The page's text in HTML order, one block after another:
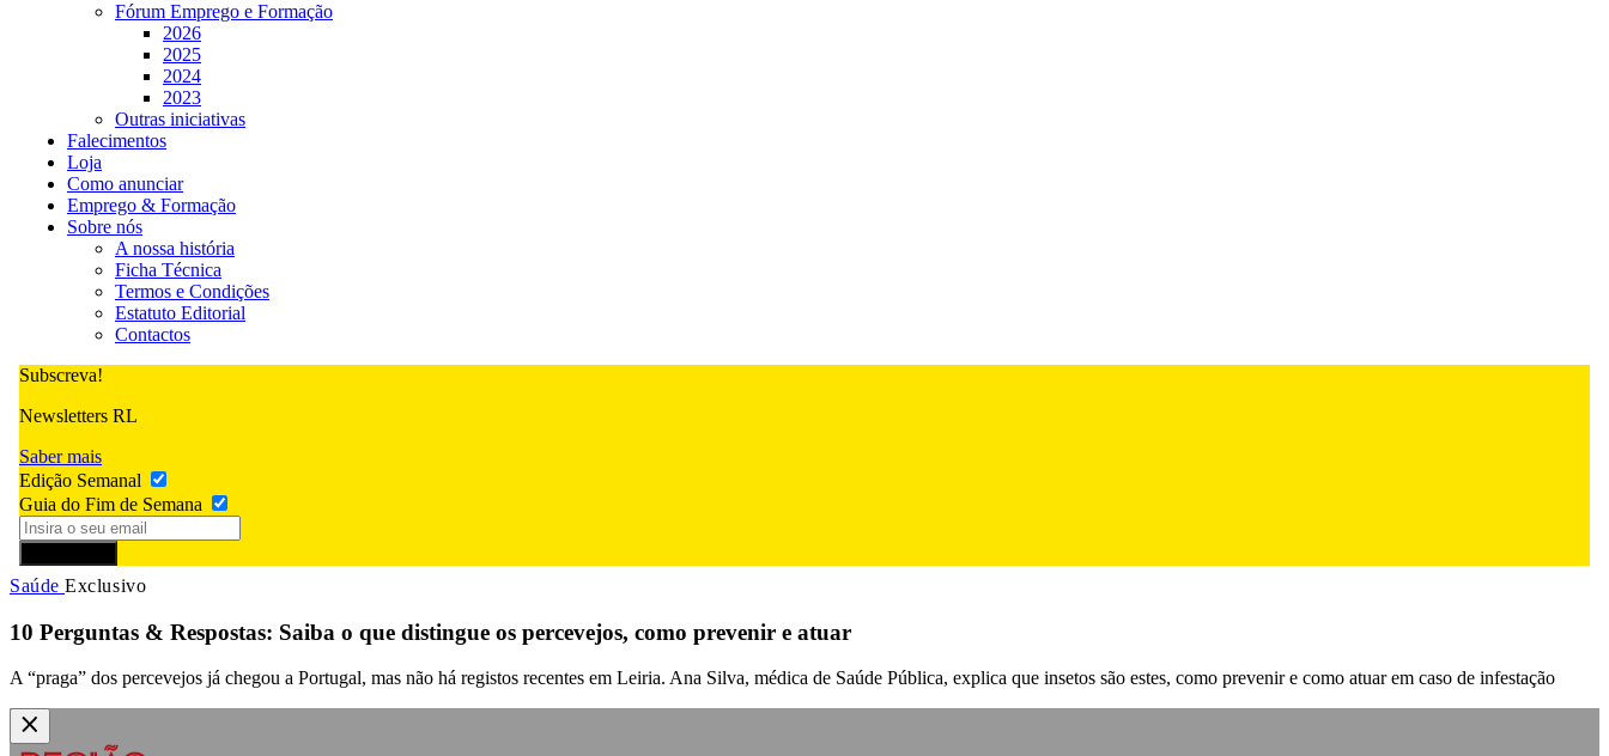
Fórum Emprego e Formação
2026
2025
2024
2023
Outras iniciativas
Falecimentos
Loja
Como anunciar
Emprego & Formação
Sobre nós
A nossa história
Ficha Técnica
Termos e Condições
Estatuto Editorial
Contactos
Subscreva!
Newsletters RL
Saber mais
Edição Semanal
Guia do Fim de Semana
Saúde Exclusivo
10 Perguntas & Respostas: Saiba o que distingue os percevejos, como prevenir e atuar
A “praga” dos percevejos já chegou a Portugal, mas não há registos recentes em Leiria. Ana Silva, médica de Saúde Pública, explica que insetos são estes, como prevenir e como atuar em caso de infestação